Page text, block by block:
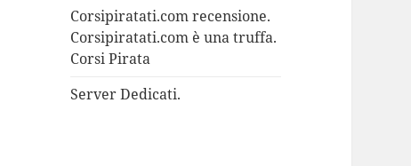
Corsipiratati.com recensione.
Corsipiratati.com è una truffa.
Corsi Pirata
Server Dedicati.